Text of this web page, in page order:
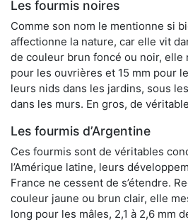
Les fourmis noires
Comme son nom le mentionne si
affectionne la nature, car elle vit
de couleur brun foncé ou noir, elle
pour les ouvrières et 15 mm pour
leurs nids dans les jardins, sous
dans les murs. En gros, de
Les fourmis d’Argentine
Ces fourmis sont de véritables
l’Amérique latine, leurs
France ne cessent de s’étendre.
couleur jaune ou brun clair, elle
long pour les mâles, 2,1 à 2,6 mm